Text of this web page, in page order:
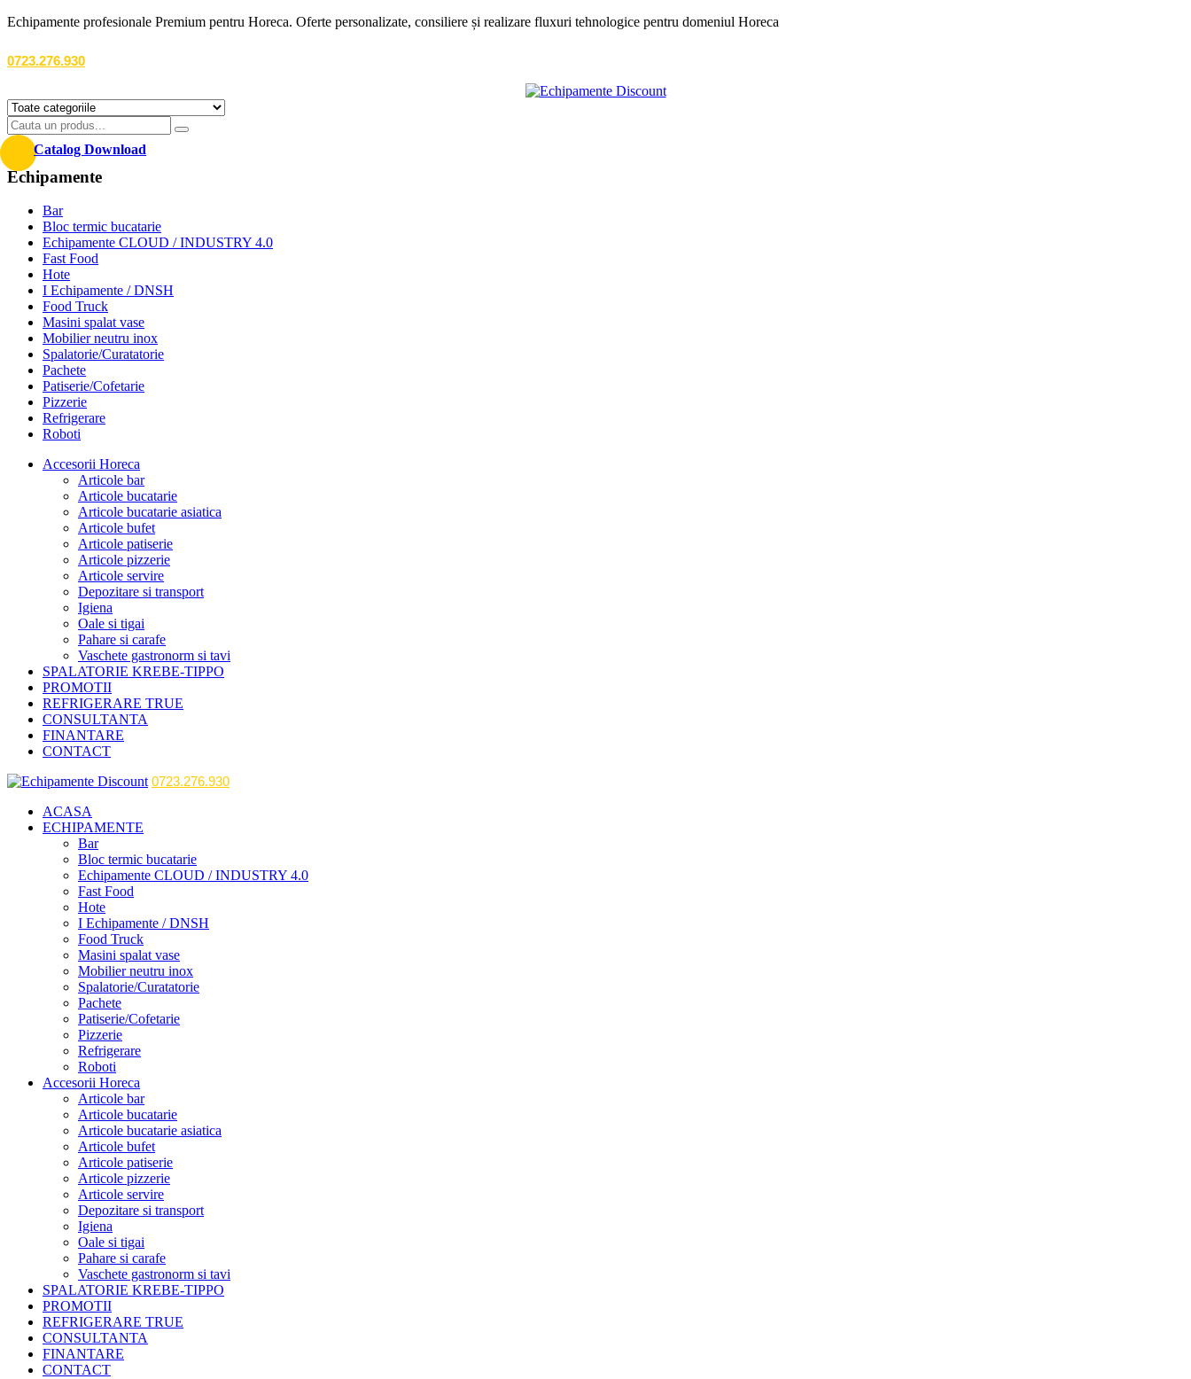
Echipamente profesionale Premium pentru Horeca. Oferte personalizate, consiliere și realizare fluxuri tehnologice pentru domeniul Horeca
0723.276.930
Catalog Download
Echipamente
Bar
Bloc termic bucatarie
Echipamente CLOUD / INDUSTRY 4.0
Fast Food
Hote
I Echipamente / DNSH
Food Truck
Masini spalat vase
Mobilier neutru inox
Spalatorie/Curatatorie
Pachete
Patiserie/Cofetarie
Pizzerie
Refrigerare
Roboti
Accesorii Horeca
Articole bar
Articole bucatarie
Articole bucatarie asiatica
Articole bufet
Articole patiserie
Articole pizzerie
Articole servire
Depozitare si transport
Igiena
Oale si tigai
Pahare si carafe
Vaschete gastronorm si tavi
SPALATORIE KREBE-TIPPO
PROMOTII
REFRIGERARE TRUE
CONSULTANTA
FINANTARE
CONTACT
0723.276.930
ACASA
ECHIPAMENTE
Bar
Bloc termic bucatarie
Echipamente CLOUD / INDUSTRY 4.0
Fast Food
Hote
I Echipamente / DNSH
Food Truck
Masini spalat vase
Mobilier neutru inox
Spalatorie/Curatatorie
Pachete
Patiserie/Cofetarie
Pizzerie
Refrigerare
Roboti
Accesorii Horeca
Articole bar
Articole bucatarie
Articole bucatarie asiatica
Articole bufet
Articole patiserie
Articole pizzerie
Articole servire
Depozitare si transport
Igiena
Oale si tigai
Pahare si carafe
Vaschete gastronorm si tavi
SPALATORIE KREBE-TIPPO
PROMOTII
REFRIGERARE TRUE
CONSULTANTA
FINANTARE
CONTACT